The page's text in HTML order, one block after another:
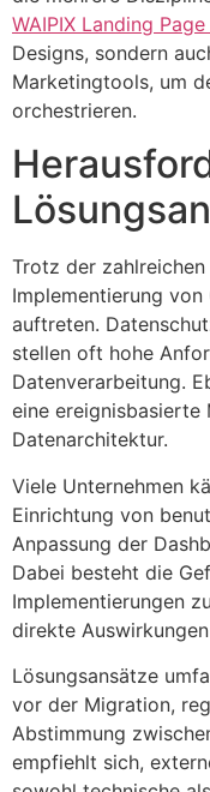
WAIPIX Landing
Designs, sondern
Marketingtools, um
orchestrieren.
Trotz der
Implementierung
auftreten.
stellen oft hohe
Datenverarbeitung.
eine ereignisbasierte
Datenarchitektur.
Viele Unternehmen
Einrichtung von
Anpassung der
Dabei besteht die
Implementierungen
direkte
Lösungsansätze
vor der Migration,
Abstimmung
empfiehlt sich,